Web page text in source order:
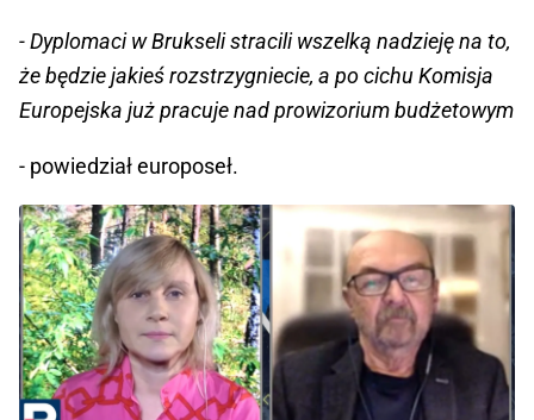
- Dyplomaci w Brukseli stracili wszelką nadzieję na to,
że będzie jakieś rozstrzygniecie, a po cichu Komisja
Europejska już pracuje nad prowizorium budżetowym
- powiedział europoseł.